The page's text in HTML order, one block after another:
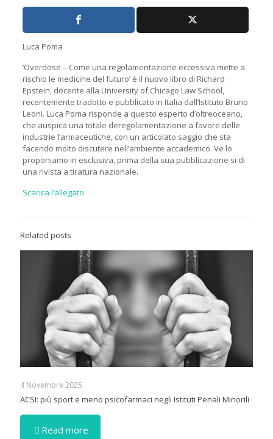
Luca Poma
‘Overdose – Come una regolamentazione eccessiva mette a
rischio le medicine del futuro’ è il nuovo libro di Richard
Epstein, docente alla University of Chicago Law School,
recentemente tradotto e pubblicato in Italia dall’Istituto Bruno
Leoni. Luca Poma risponde a questo esperto d’oltreoceano,
che auspica una totale deregolamentazione a favore delle
industrie farmaceutiche, con un articolato saggio che sta
facendo molto discutere nell’ambiente accademico. Ve lo
proponiamo in esclusiva, prima della sua pubblicazione si di
una rivista a tiratura nazionale.
Scarica l’allegato
Related posts
4 Novembre 2025
ACSI: più sport e meno psicofarmaci negli Istituti Penali Minorili
Read more